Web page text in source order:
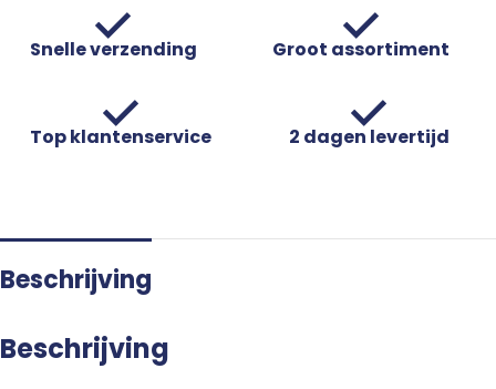
Snelle verzending Groot assortiment
Top klantenservice 2 dagen levertijd
Beschrijving
Beschrijving